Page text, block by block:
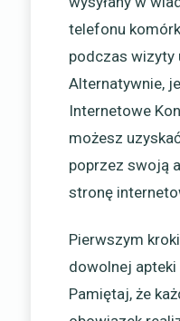
telefonu
podczas wizyty
Alternatywnie,
Internetowe
możesz
poprzez swoją
stronę
Pierwszym
dowolnej apteki
Pamiętaj, że